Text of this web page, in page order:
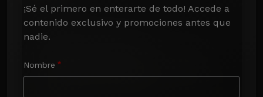
¡Sé el primero en enterarte de todo! Accede a
contenido exclusivo y promociones antes que
nadie.
Nombre